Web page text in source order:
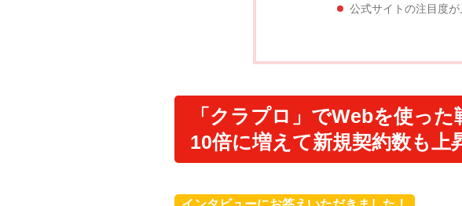
公式サイトの注目度
「クラプロ」でWebを使っ
10倍に増えて新規契約数も上